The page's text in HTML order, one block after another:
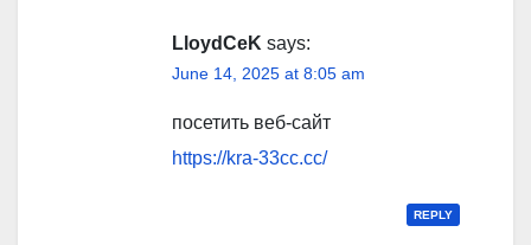
LloydCeK says:
June 14, 2025 at 8:05 am
посетить веб-сайт
https://kra-33cc.cc/
REPLY